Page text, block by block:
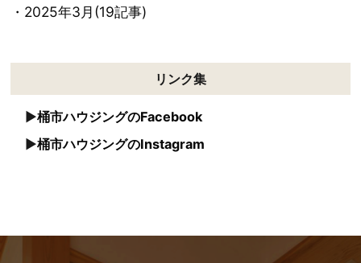
・2025年3月(19記事)
リンク集
桶市ハウジングのFacebook
桶市ハウジングのInstagram